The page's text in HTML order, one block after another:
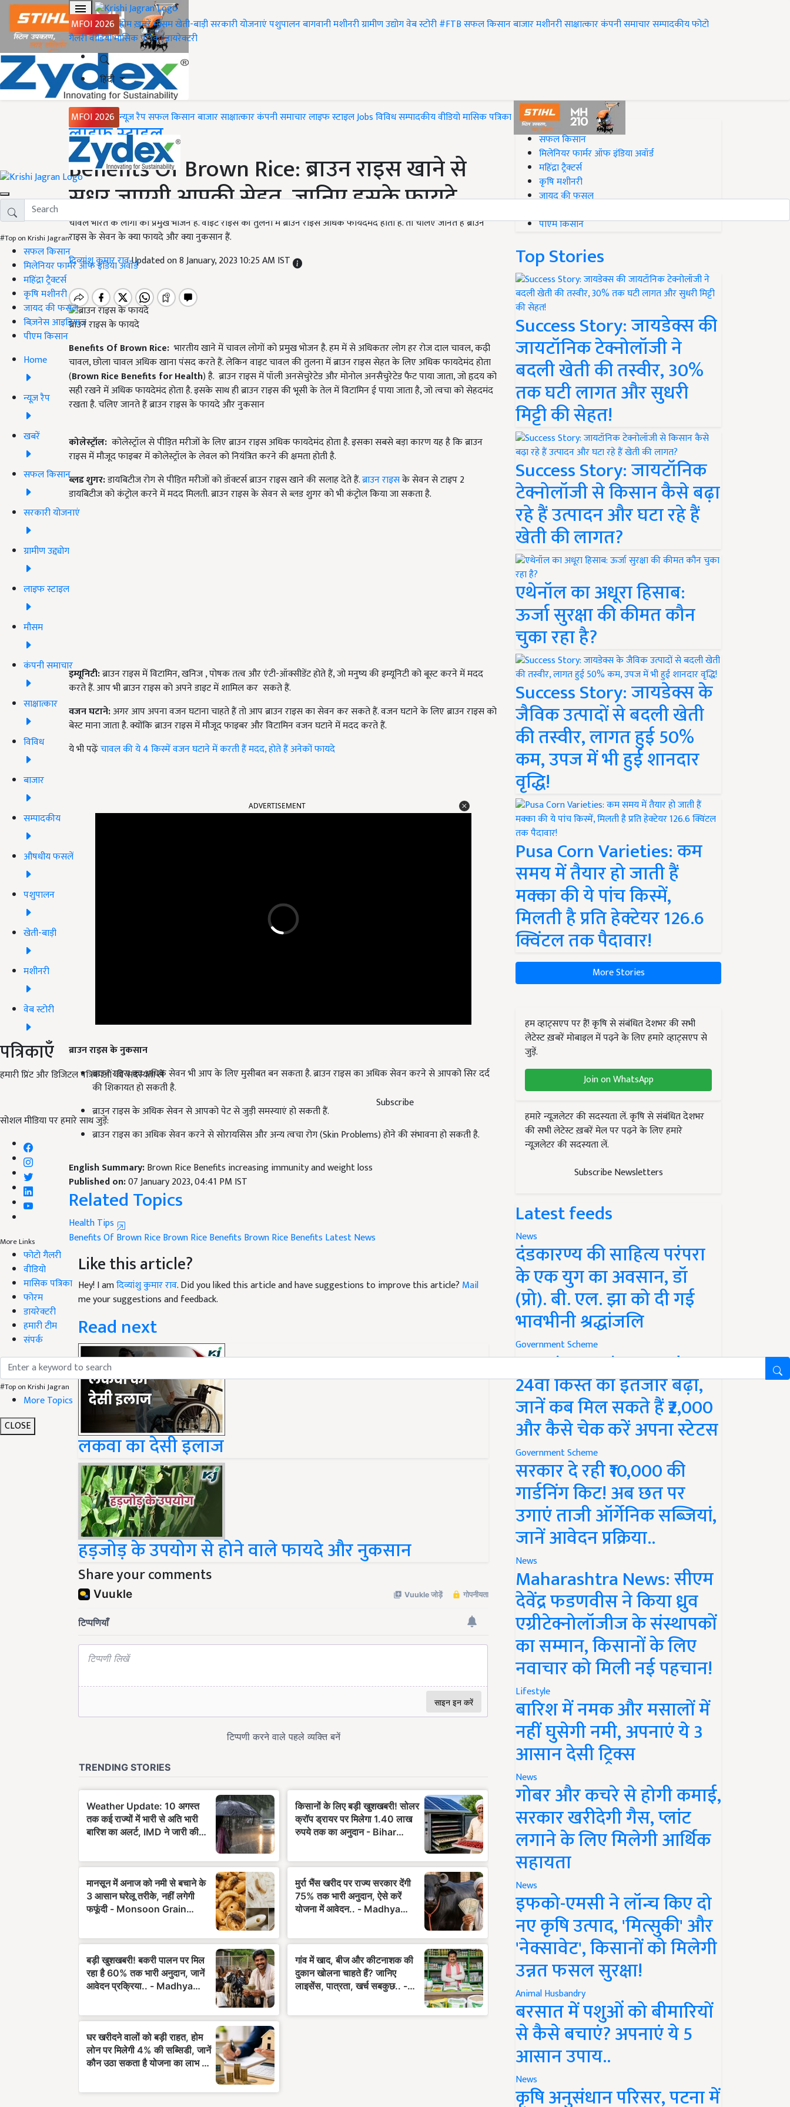
MFOI 2026 होमख़बरेंमौसमखेती-बाड़ीसरकारी योजनाएंपशुपालनबागवानीमशीनरीग्रामीण उद्योगवेब स्टोरी#FTBसफल किसानबाजारमशीनरीसाक्षात्कारकंपनी समाचारसम्पादकीयफोटो
गैलरीवीडियोमासिक पत्रिकाडायरेक्टरी
हिंदी
MFOI 2026 न्यूज़ रैपसफल किसानबाजारसाक्षात्कारकंपनी समाचारलाइफ स्टाइलJobsविविधसम्पादकीयवीडियोमासिक पत्रिका
#Top on Krishi Jagran
सफल किसान
मिलेनियर फार्मर ऑफ इंडिया अवॉर्ड
महिंद्रा ट्रैक्टर्स
कृषि मशीनरी
जायद की फसल
बिज़नेस आइडियाज
पीएम किसान
Home
न्यूज़ रैप
खबरें
सफल किसान
सरकारी योजनाएं
ग्रामीण उद्द्योग
लाइफ स्टाइल
मौसम
कंपनी समाचार
साक्षात्कार
विविध
बाजार
सम्पादकीय
औषधीय फसलें
पशुपालन
खेती-बाड़ी
मशीनरी
वेब स्टोरी
पत्रिकाएँ
हमारी प्रिंट और डिजिटल पत्रिकाओं की सदस्यता लें
Subscribe
सोशल मीडिया पर हमारे साथ जुड़ें:
More Links
फोटो गैलरी
वीडियो
मासिक पत्रिका
फोरम
डायरेक्टरी
हमारी टीम
संपर्क
#Top on Krishi Jagran
More Topics
CLOSE
Home
लाइफ स्टाइल
Benefits Of Brown Rice: ब्राउन राइस खाने से
सुधर जाएगी आपकी सेहत, जानिए इसके फायदे
चावल भारत के लोगों का प्रमुख भोजन है. वाइट राइस की तुलना में ब्राउन राइस अधिक फायदेमंद होता है. तो चलिए जानते हैं ब्राउन
राइस के सेवन के क्या फायदे और क्या नुकसान हैं.
दिव्यांशु कुमार रावUpdated on 8 January, 2023 10:25 AM IST
ब्राउन राइस के फायदे
Benefits Of Brown Rice: भारतीय खाने में चावल लोगों को प्रमुख भोजन है. हम में से अधिकतर लोग हर रोज दाल चावल, कढ़ी
चावल, छोला चावल अधिक खाना पंसद करते हैं. लेकिन वाइट चावल की तुलना में ब्राउन राइस सेहत के लिए अधिक फायदेमंद होता
(Brown Rice Benefits for Health) है. ब्राउन राइस में पॉली अनसेचुरेटेड और मोनोल अनसैचुरेटेड फैट पाया जाता, जो हृदय को
सही रखने में अधिक फायदेमंद होता है. इसके साथ ही ब्राउन राइस की भूसी के तेल में विटामिन ई पाया जाता है, जो त्वचा को सेहदमंद
रखता है. चलिए जानते हैं ब्राउन राइस के फायदे और नुकसान
कोलेस्ट्रॉल: कोलेस्ट्रॉल से पीड़ित मरीजों के लिए ब्राउन राइस अधिक फायदेमंद होता है. इसका सबसे बड़ा कारण यह है कि ब्राउन
राइस में मौजूद फाइबर में कोलेस्ट्रॉल के लेवल को नियंत्रित करने की क्षमता होती है.
ब्लड शुगर:डायबिटीज रोग से पीड़ित मरीजों को डॉक्टर्स ब्राउन राइस खाने की सलाह देते हैं.ब्राउन राइसके सेवन से टाइप 2
डायबिटीज को कंट्रोल करने में मदद मिलती. ब्राउन राइस के सेवन से ब्लड शुगर को भी कंट्रोल किया जा सकता है.
इम्यूनिटी:ब्राउन राइस में विटामिन, खनिज , पोषक तत्व और एंटी-ऑक्सीडेंट होते हैं, जो मनुष्य की इम्यूनिटी को बूस्ट करने में मदद
करते हैं. आप भी ब्राउन राइस को अपने डाइट में शामिल कर सकते हैं.
वजन घटाने:अगर आप अपना वजन घटाना चाहते हैं तो आप ब्राउन राइस का सेवन कर सकते हैं. वजन घटाने के लिए ब्राउन राइस को
बेस्ट माना जाता है. क्योंकि ब्राउन राइस में मौजूद फाइबर और विटामिन वजन घटाने में मदद करते हैं.
ये भी पढ़ेंःचावल की ये 4 किस्में वजन घटाने में करती हैं मदद, होते हैं अनेकों फायदे
ब्राउन राइस का अधिक सेवन भी आप के लिए मुसीबत बन सकता है. ब्राउन राइस का अधिक सेवन करने से आपको सिर दर्द
की शिकायत हो सकती है.
ब्राउन राइस का अधिक सेवन करने से सोरायसिस और अन्य त्वचा रोग (Skin Problems) होने की संभावना हो सकती है.
Published on:07 January 2023, 04:41 PM IST
Related Topics
Health Tips
Benefits Of Brown Rice
Like this article?
Hey! I amदिव्यांशु कुमार राव. Did you liked this article and have suggestions to improve this article?
me your suggestions and feedback.
Read next
लकवा का देसी इलाज
हड़जोड़ के उपयोग से होने वाले फायदे और नुकसान
Share your comments
#Top on Krishi Jagran
सफल किसान
मिलेनियर फार्मर ऑफ इंडिया अवॉर्ड
महिंद्रा ट्रैक्टर्स
कृषि मशीनरी
जायद की फसल
पीएम किसान
Top Stories
Success Story: जायडेक्स की
जायटॉनिक टेक्नोलॉजी ने
बदली खेती की तस्वीर, 30%
तक घटी लागत और सुधरी
मिट्टी की सेहत!
Success Story: जायटॉनिक
टेक्नोलॉजी से किसान कैसे बढ़ा
रहे हैं उत्पादन और घटा रहे हैं
खेती की लागत?
एथेनॉल का अधूरा हिसाब:
ऊर्जा सुरक्षा की कीमत कौन
चुका रहा है?
Success Story: जायडेक्स के
जैविक उत्पादों से बदली खेती
की तस्वीर, लागत हुई 50%
कम, उपज में भी हुई शानदार
वृद्धि!
Pusa Corn Varieties: कम
समय में तैयार हो जाती हैं
मक्का की ये पांच किस्में,
मिलती है प्रति हेक्टेयर 126.6
क्विंटल तक पैदावार!
More Stories
हम व्हाट्सएप पर हैं! कृषि से संबंधित देशभर की सभी
लेटेस्ट ख़बरें मोबाइल में पढ़ने के लिए हमारे व्हाट्सएप से
जुड़ें.
Join on WhatsApp
हमारे न्यूज़लेटर की सदस्यता लें. कृषि से संबंधित देशभर
की सभी लेटेस्ट ख़बरें मेल पर पढ़ने के लिए हमारे
न्यूज़लेटर की सदस्यता लें.
Subscribe Newsletters
Latest feeds
News
दंडकारण्य की साहित्य परंपरा
के एक युग का अवसान, डॉ
(प्रो). बी. एल. झा को दी गई
भावभीनी श्रद्धांजलि
Government Scheme
PM Kisan Yojana Update:
24वीं किस्त का इंतजार बढ़ा,
जानें कब मिल सकते हैं ₹2,000
और कैसे चेक करें अपना स्टेटस
Government Scheme
सरकार दे रही ₹10,000 की
गार्डनिंग किट! अब छत पर
उगाएं ताजी ऑर्गेनिक सब्जियां,
जानें आवेदन प्रक्रिया..
News
Maharashtra News: सीएम
देवेंद्र फडणवीस ने किया ध्रुव
एग्रीटेक्नोलॉजीज के संस्थापकों
का सम्मान, किसानों के लिए
नवाचार को मिली नई पहचान!
Lifestyle
बारिश में नमक और मसालों में
नहीं घुसेगी नमी, अपनाएं ये 3
आसान देसी ट्रिक्स
News
गोबर और कचरे से होगी कमाई,
सरकार खरीदेगी गैस, प्लांट
लगाने के लिए मिलेगी आर्थिक
सहायता
News
इफको-एमसी ने लॉन्च किए दो
नए कृषि उत्पाद, 'मित्सुकी' और
'नेक्सावेट', किसानों को मिलेगी
उन्नत फसल सुरक्षा!
Animal Husbandry
बरसात में पशुओं को बीमारियों
से कैसे बचाएं? अपनाएं ये 5
आसान उपाय..
News
कृषि अनुसंधान परिसर, पटना में